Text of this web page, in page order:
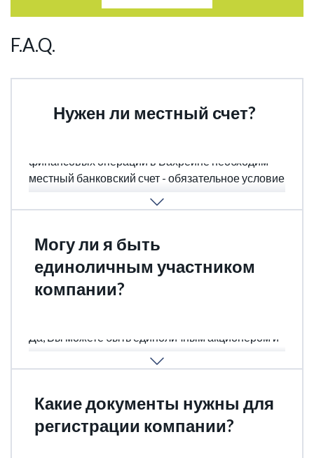
F.A.Q.
Нужен ли местный счет?
финансовых операций в Бахрейне необходим
местный банковский счет - обязательное условие
соответствующих лицензий.
Могу ли я быть
единоличным участником
компании?
Да, Вы можете быть единоличным акционером и
Какие документы нужны для
регистрации компании?